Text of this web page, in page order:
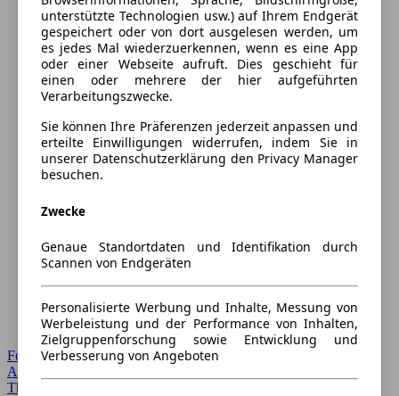
Forum Startseite
Alle Auto-Foren
Themen-Forum
unterstützte Technologien usw.) auf Ihrem Endgerät
gespeichert oder von dort ausgelesen werden, um
es jedes Mal wiederzuerkennen, wenn es eine App
oder einer Webseite aufruft. Dies geschieht für
einen oder mehrere der hier aufgeführten
Verarbeitungszwecke.
Sie können Ihre Präferenzen jederzeit anpassen und
erteilte Einwilligungen widerrufen, indem Sie in
unserer Datenschutzerklärung den Privacy Manager
besuchen.
Zwecke
Genaue Standortdaten und Identifikation durch
Scannen von Endgeräten
Personalisierte Werbung und Inhalte, Messung von
Werbeleistung und der Performance von Inhalten,
Zielgruppenforschung sowie Entwicklung und
Verbesserung von Angeboten